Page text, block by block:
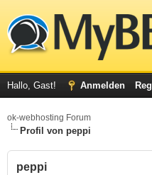
Hallo, Gast! Anmelden
ok-webhosting Forum
Profil von peppi
peppi